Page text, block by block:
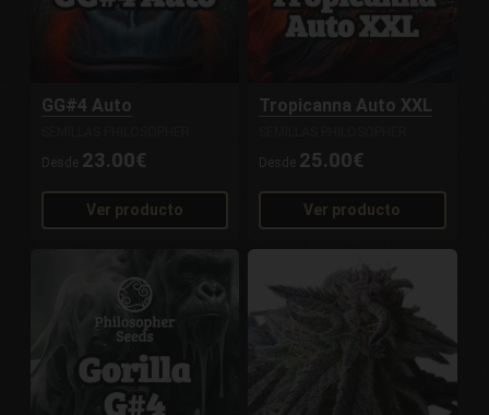
GG#4 Auto
Desde 23.00€
Ver producto
Tropicanna Auto XXL
Desde 25.00€
Ver producto